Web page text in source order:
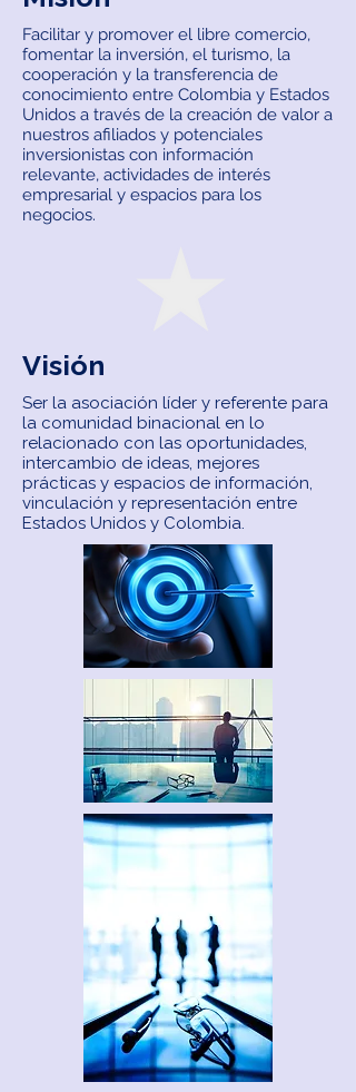
Facilitar y promover el libre comercio,
fomentar la inversión, el turismo, la
cooperación y la transferencia de
conocimiento entre Colombia y Estados
Unidos a través de la creación de valor a
nuestros afiliados y potenciales
inversionistas con información
relevante, actividades de interés
empresarial y espacios para los
negocios.
Visión
Ser la asociación líder y referente para
la comunidad binacional en lo
relacionado con las oportunidades,
intercambio de ideas, mejores
prácticas y espacios de información,
vinculación y representación entre
Estados Unidos y Colombia.